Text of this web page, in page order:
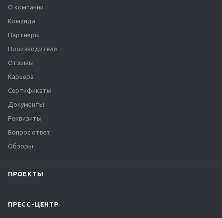
О компании
Команда
Партнеры
Производители
Отзывы
Карьера
Сертификаты
Документы
Реквизиты
Вопрос ответ
Обзоры
ПРОЕКТЫ
ПРЕСС-ЦЕНТР